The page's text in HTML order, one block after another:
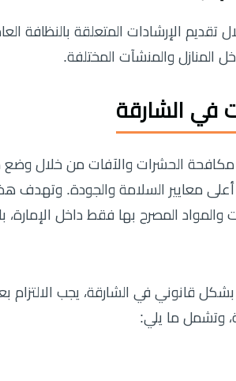
الإرشادات المتعلقة بالنظافة
المنازل والمنشآت المختلفة.
في الشارقة
مكافحة الحشرات والآفات من خلال
معايير السلامة والجودة. وتهدف
والمواد المصرح بها فقط داخل الإمارة،
قانوني في الشارقة، يجب الالتزام
وتشمل ما يلي: